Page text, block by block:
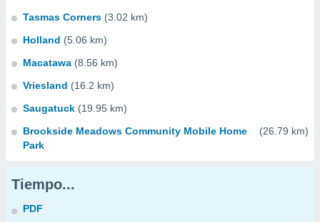
Tasmas Corners (3.02 km)
Holland (5.06 km)
Macatawa (8.56 km)
Vriesland (16.2 km)
Saugatuck (19.95 km)
Brookside Meadows Community Mobile Home
Park
(26.79 km)
Tiempo...
PDF